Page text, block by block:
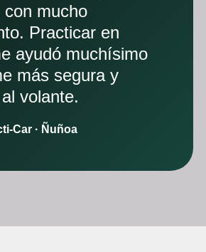
con mucho
Practicar en
ayudó muchísimo
más segura y
volante.
Car · Ñuñoa